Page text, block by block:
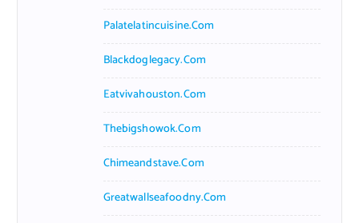
Palatelatincuisine.com
Blackdoglegacy.com
Eatvivahouston.com
Thebigshowok.com
Chimeandstave.com
Greatwallseafoodny.com